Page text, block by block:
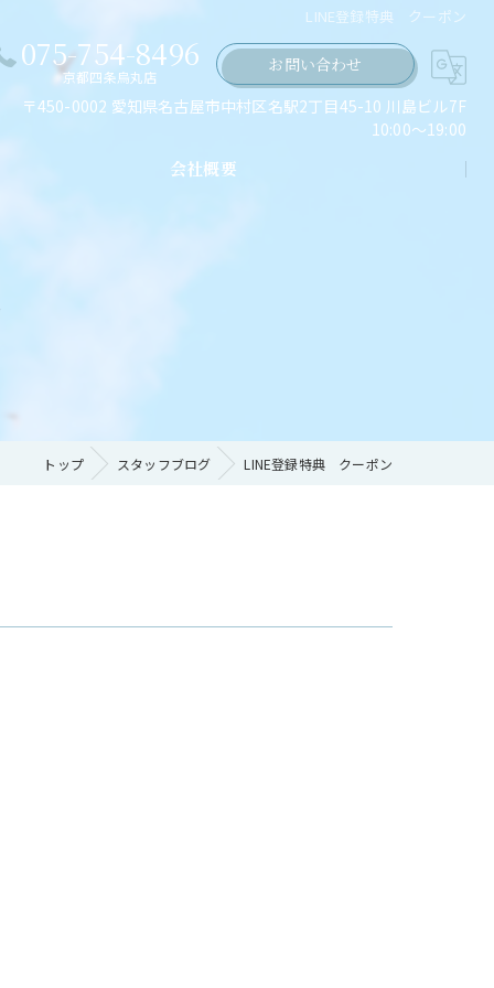
LINE登録特典 クーポン
075-754-8496
京都四条烏丸店
お問い合わせ
〒450-0002 愛知県名古屋市中村区名駅2丁目45-10 川島ビル7F
10:00～19:00
会社概要
トップ スタッフブログ LINE登録特典 クーポン